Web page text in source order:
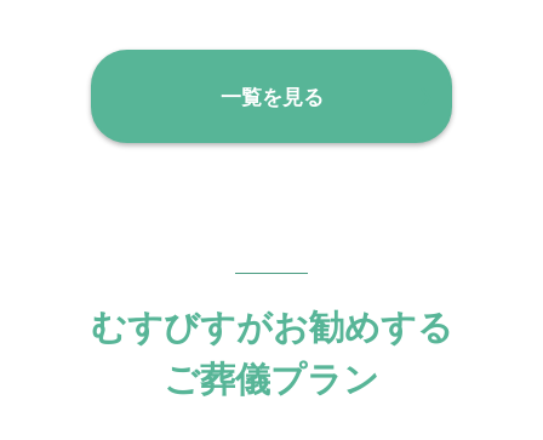
一覧を見る
むすびすがお勧めする
ご葬儀プラン